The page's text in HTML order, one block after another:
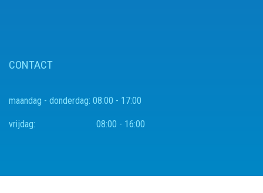
CONTACT
maandag - donderdag: 08:00 - 17:00
vrijdag: 08:00 - 16:00